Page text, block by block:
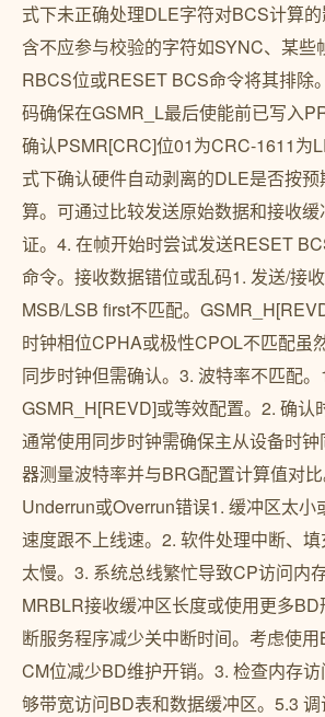
式下未正确处理DLE字符对BCS计算
含不应参与校验的字符如SYNC、某些
RBCS位或RESET BCS命令将其排除
码确保在GSMR_L最后使能前已写入
确认PSMR[CRC]位01为CRC-1611为
式下确认硬件自动剥离的DLE是否按
算。可通过比较发送原始数据和接收
证。4. 在帧开始时尝试发送RESET
命令。接收数据错位或乱码1. 发送/接
MSB/LSB first不匹配。
时钟相位CPHA或极性CPOL不匹配虽
同步时钟但需确认。3. 波特率不匹配
GSMR_H[REVD]或等效配置。2. 确认
通常使用同步时钟需确保主从设备时
器测量波特率并与BRG配置计算值对
Underrun或Overrun错误1. 缓冲区太小
速度跟不上线速。2. 软件处理中断、
太慢。3. 系统总线繁忙导致CP访问内
MRBLR接收缓冲区长度或使用更多
断服务程序减少关中断时间。考虑使用
CM位减少BD维护开销。3. 检查内存
够带宽访问BD表和数据缓冲区。5.3